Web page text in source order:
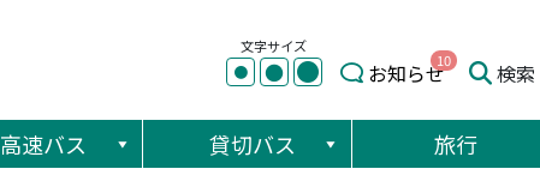
文字サイズ
● ● ● お知らせ10 検索
高速バス 貸切バス 旅行